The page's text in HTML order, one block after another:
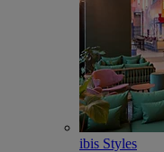
ibis Styles